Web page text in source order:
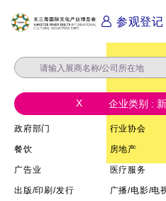
参观登记
企业类别 :
X
政府部门 行业协会
餐饮 房地产
广告业 医疗服务
出版/印刷/发行 广播/电影/电